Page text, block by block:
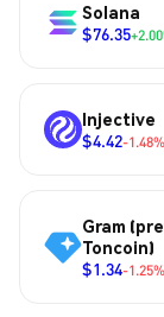
Solana
$76.35
Injective
$4.42-1.48%
Gram
Toncoin)
$1.34-1.25%